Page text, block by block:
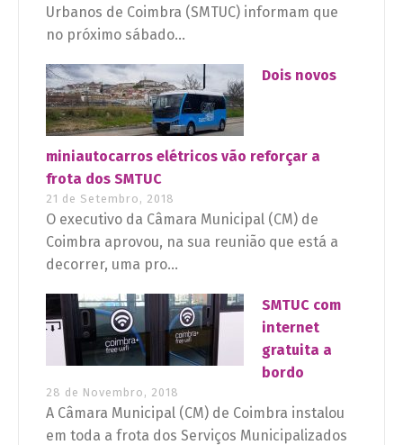
Urbanos de Coimbra (SMTUC) informam que
no próximo sábado...
Dois novos
miniautocarros elétricos vão reforçar a
frota dos SMTUC
21 de Setembro, 2018
O executivo da Câmara Municipal (CM) de
Coimbra aprovou, na sua reunião que está a
decorrer, uma pro...
SMTUC com
internet
gratuita a
bordo
28 de Novembro, 2018
A Câmara Municipal (CM) de Coimbra instalou
em toda a frota dos Serviços Municipalizados